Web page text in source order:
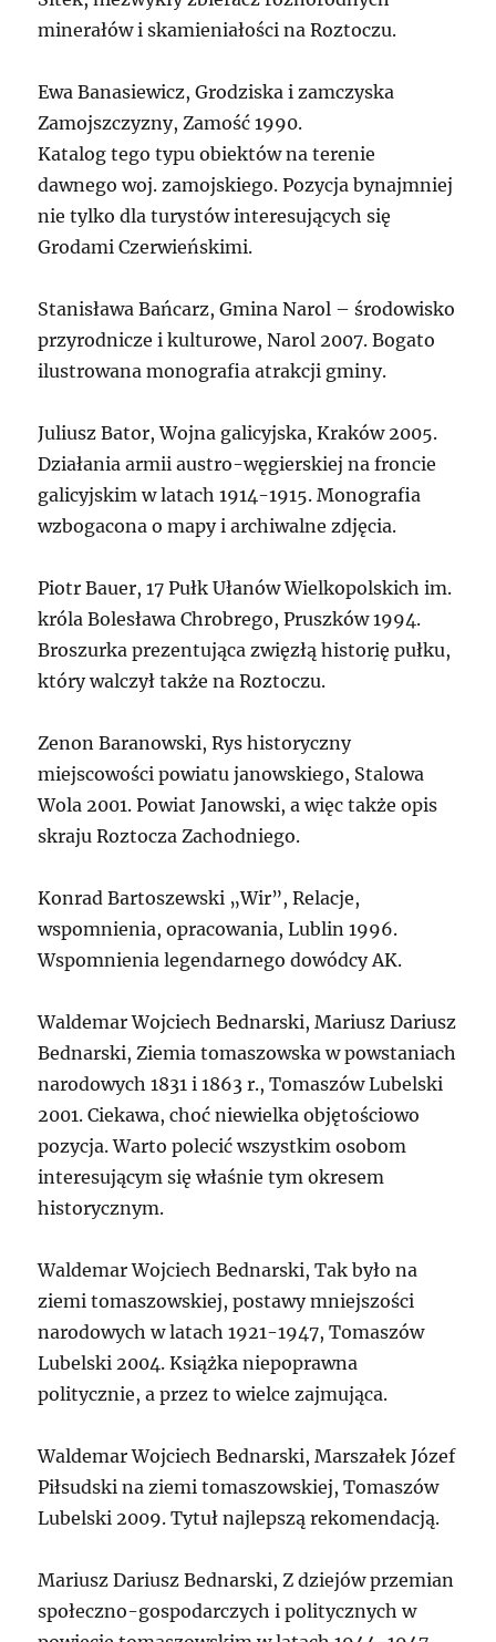
minerałów i skamieniałości na Roztoczu.
Ewa Banasiewicz, Grodziska i zamczyska
Zamojszczyzny, Zamość 1990.
Katalog tego typu obiektów na terenie
dawnego woj. zamojskiego. Pozycja bynajmniej
nie tylko dla turystów interesujących się
Grodami Czerwieńskimi.
Stanisława Bańcarz, Gmina Narol – środowisko
przyrodnicze i kulturowe, Narol 2007. Bogato
ilustrowana monografia atrakcji gminy.
Juliusz Bator, Wojna galicyjska, Kraków 2005.
Działania armii austro-węgierskiej na froncie
galicyjskim w latach 1914-1915. Monografia
wzbogacona o mapy i archiwalne zdjęcia.
Piotr Bauer, 17 Pułk Ułanów Wielkopolskich im.
króla Bolesława Chrobrego, Pruszków 1994.
Broszurka prezentująca zwięzłą historię pułku,
który walczył także na Roztoczu.
Zenon Baranowski, Rys historyczny
miejscowości powiatu janowskiego, Stalowa
Wola 2001. Powiat Janowski, a więc także opis
skraju Roztocza Zachodniego.
Konrad Bartoszewski „Wir”, Relacje,
wspomnienia, opracowania, Lublin 1996.
Wspomnienia legendarnego dowódcy AK.
Waldemar Wojciech Bednarski, Mariusz Dariusz
Bednarski, Ziemia tomaszowska w powstaniach
narodowych 1831 i 1863 r., Tomaszów Lubelski
2001. Ciekawa, choć niewielka objętościowo
pozycja. Warto polecić wszystkim osobom
interesującym się właśnie tym okresem
historycznym.
Waldemar Wojciech Bednarski, Tak było na
ziemi tomaszowskiej, postawy mniejszości
narodowych w latach 1921-1947, Tomaszów
Lubelski 2004. Książka niepoprawna
politycznie, a przez to wielce zajmująca.
Waldemar Wojciech Bednarski, Marszałek Józef
Piłsudski na ziemi tomaszowskiej, Tomaszów
Lubelski 2009. Tytuł najlepszą rekomendacją.
Mariusz Dariusz Bednarski, Z dziejów przemian
społeczno-gospodarczych i politycznych w